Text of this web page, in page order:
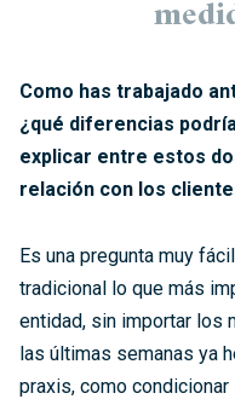
Como has trabajado
¿qué diferencias
explicar entre estos
relación con los
Es una pregunta muy
tradicional lo que más
entidad, sin importar los
las últimas semanas ya
praxis, como